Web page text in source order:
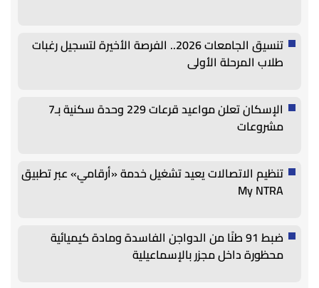
تنسيق الجامعات 2026.. الفرصة الأخيرة لتسجيل رغبات
طلاب المرحلة الأولى
الإسكان تعلن مواعيد قرعات 229 وحدة سكنية بـ7
مشروعات
تنظيم الاتصالات يعيد تشغيل خدمة «أرقامي» عبر تطبيق
My NTRA
ضبط 91 طنًا من الدواجن الفاسدة ومادة كيميائية
محظورة داخل مجزر بالإسماعيلية